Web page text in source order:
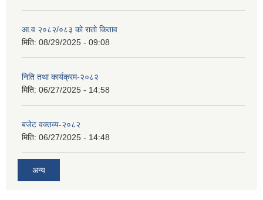
आ.व २०८२/०८३ को रातो किताव
मिति: 08/29/2025 - 09:08
निति तथा कार्यक्रम-२०८२
मिति: 06/27/2025 - 14:58
बजेट वक्तव्य-२०८२
मिति: 06/27/2025 - 14:48
अन्य